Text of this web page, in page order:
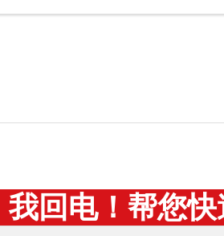
我回电！帮您